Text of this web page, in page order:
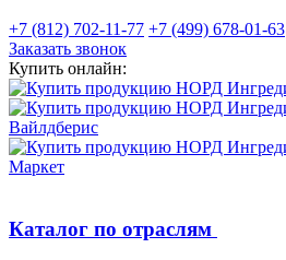
+7 (812) 702-11-77 +7 (499) 678-01-63
Заказать звонок
Купить онлайн:
Каталог по отраслям